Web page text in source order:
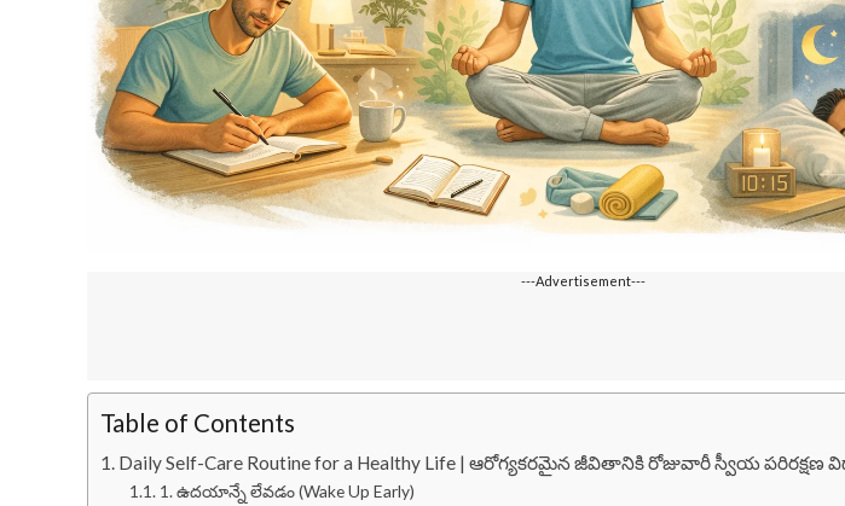
---Advertisement---
Table of Contents
Daily Self-Care Routine for a Healthy Life | ఆరోగ్యకరమైన జీవితానికి రోజువారీ స్వీయ పరిరక్షణ
1. ఉదయాన్నే లేవడం (Wake Up Early)